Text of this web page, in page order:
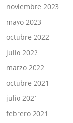
noviembre 2023
mayo 2023
octubre 2022
julio 2022
marzo 2022
octubre 2021
julio 2021
febrero 2021